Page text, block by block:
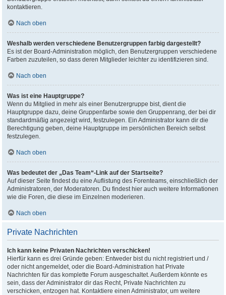
kontaktieren.
Nach oben
Weshalb werden verschiedene Benutzergruppen farbig dargestellt?
Es ist der Board-Administration möglich, den Benutzergruppen verschiedene
Farben zuzuteilen, so dass deren Mitglieder leichter zu identifizieren sind.
Nach oben
Was ist eine Hauptgruppe?
Wenn du Mitglied in mehr als einer Benutzergruppe bist, dient die
Hauptgruppe dazu, deine Gruppenfarbe sowie den Gruppenrang, der bei dir
standardmäßig angezeigt wird, festzulegen. Ein Administrator kann dir die
Berechtigung geben, deine Hauptgruppe im persönlichen Bereich selbst
festzulegen.
Nach oben
Was bedeutet der „Das Team“-Link auf der Startseite?
Auf dieser Seite findest du eine Auflistung des Forenteams, einschließlich der
Administratoren, der Moderatoren. Du findest hier auch weitere Informationen
wie die Foren, die diese im Einzelnen moderieren.
Nach oben
Private Nachrichten
Ich kann keine Privaten Nachrichten verschicken!
Hierfür kann es drei Gründe geben: Entweder bist du nicht registriert und /
oder nicht angemeldet, oder die Board-Administration hat Private
Nachrichten für das komplette Forum ausgeschaltet. Außerdem könnte es
sein, dass der Administrator dir das Recht, Private Nachrichten zu
verschicken, entzogen hat. Kontaktiere einen Administrator, um weitere